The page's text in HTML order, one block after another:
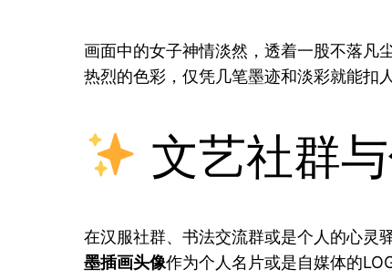
画面中的女子神情淡然，透着一股不落凡
热烈的色彩，仅凭几笔墨迹和淡彩就能扣
文艺社群
在汉服社群、书法交流群或是个人的心灵
墨插画头像作为个人名片或是自媒体的